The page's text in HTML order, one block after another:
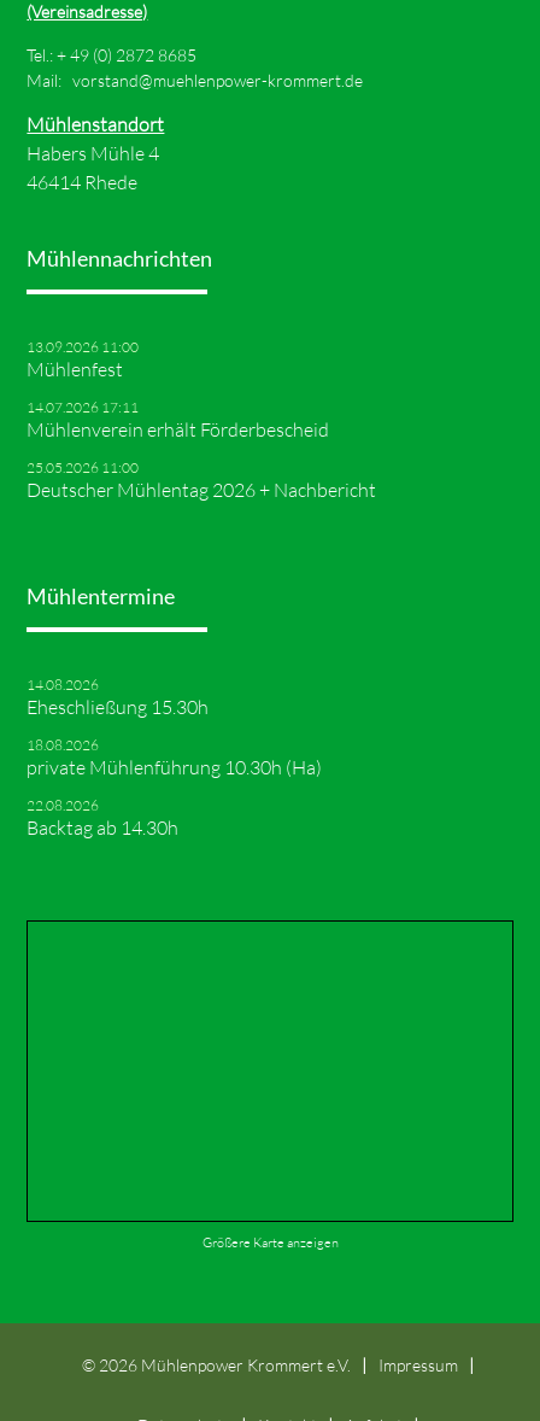
(Vereinsadresse)
Tel.: +49 (0) 2872 8685
Mail:vorstand@muehlenpower-krommert.de
Mühlenstandort
Habers Mühle 4
46414 Rhede
Mühlennachrichten
13.09.2026 11:00
Mühlenfest
14.07.2026 17:11
Mühlenverein erhält Förderbescheid
25.05.2026 11:00
Deutscher Mühlentag 2026 + Nachbericht
Mühlentermine
14.08.2026
Eheschließung 15.30h
18.08.2026
private Mühlenführung 10.30h (Ha)
22.08.2026
Backtag ab 14.30h
Größere Karte anzeigen
© 2026 Mühlenpower Krommert e.V. Impressum